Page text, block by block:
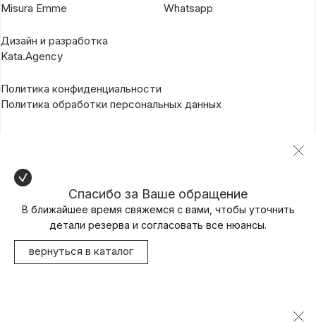
Misura Emme
Whatsapp
Дизайн и разработка
Kata.Agency
Политика конфиденциальности
Политика обработки персональных данных
Спасибо за Ваше обращение
В ближайшее время свяжемся с вами, чтобы уточнить
детали резерва и согласовать все нюансы.
вернуться в каталог